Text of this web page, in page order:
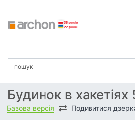
Будинок в
Базова версія Подивитися